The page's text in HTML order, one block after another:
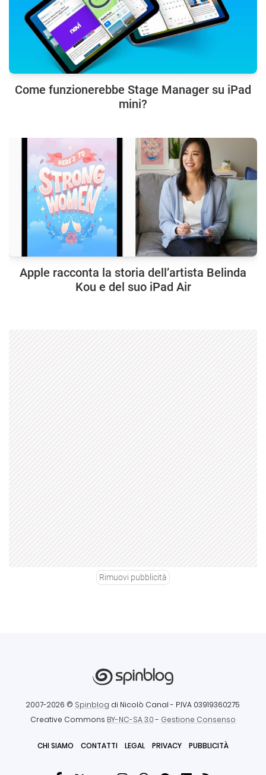
Come funzionerebbe Stage Manager su iPad
mini?
Apple racconta la storia dell’artista Belinda
Kou e del suo iPad Air
Rimuovi pubblicità
2007-2026 © Spinblog di Nicolò Canal - P.IVA 03919360275
Creative Commons BY-NC-SA 3.0- Gestione Consenso
CHI SIAMO CONTATTI LEGAL PRIVACY PUBBLICITÀ